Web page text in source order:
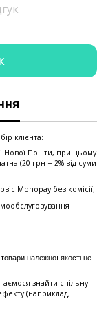
клієнта:
Нової Пошти, при цьому
(20 грн + 2% від суми
Monopay без комісії;
належної якості не
знайти спільну
(наприклад,